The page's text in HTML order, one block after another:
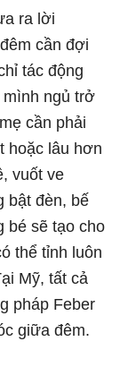
ra lời
cần đợi
tác động
mình ngủ trở
cần phải
hoặc lâu hơn
vuốt ve
bật đèn, bế
bé sẽ tạo cho
thể tỉnh luôn
Mỹ, tất cả
pháp Feber
giữa đêm.